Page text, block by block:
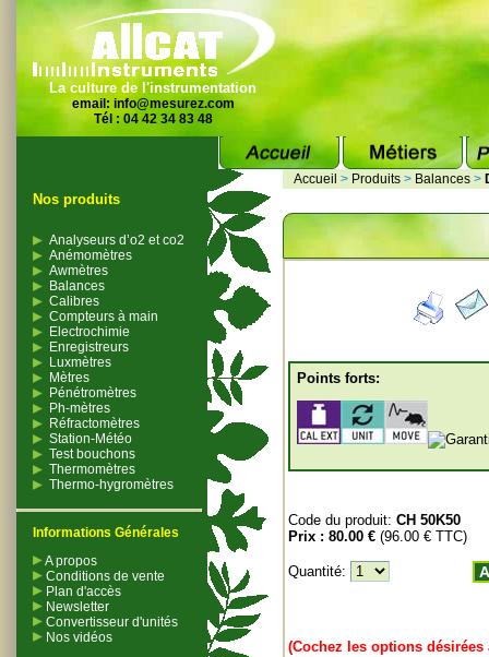
La culture de l'instrumentation
email: info@mesurez.com
Tél : 04 42 34 83 48
Nos produits
Analyseurs d’o2 et co2
Anémomètres
Awmètres
Balances
Calibres
Compteurs à main
Electrochimie
Enregistreurs
Luxmètres
Mètres
Pénétromètres
Ph-mètres
Réfractomètres
Station-Météo
Test bouchons
Thermomètres
Thermo-hygromètres
Informations Générales
A propos
Conditions de vente
Plan d'accès
Newsletter
Convertisseur d'unités
Nos vidéos
Accueil > Produits > Balances >
Points forts:
Code du produit: CH 50K50
Prix : 80.00 € (96.00 € TTC)
Quantité:
(Cochez les options